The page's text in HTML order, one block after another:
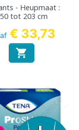
- Heupmaat :
tot 203 cm
€ 33,73
